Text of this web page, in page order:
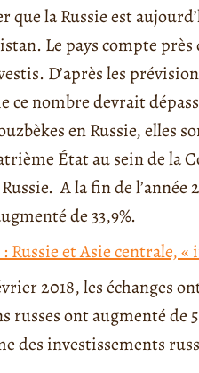
la Russie est
Le pays compte
D’après les
ce nombre devrait
en Russie, elles
État au sein de la
A la fin de l’année
de 33,9%.
Russie et Asie centrale,
2018, les échanges
russes ont augmenté de
des investissements